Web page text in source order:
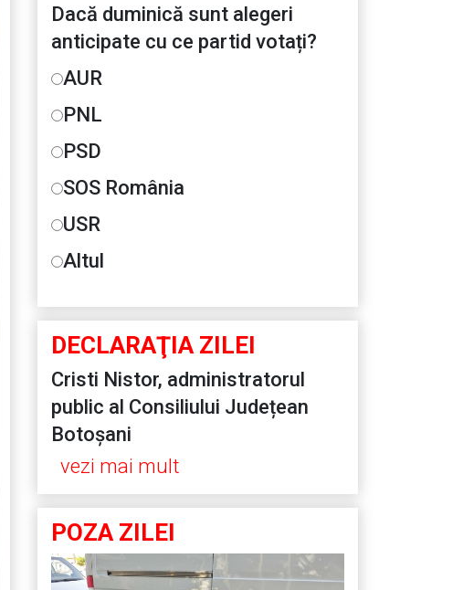
Dacă duminică sunt alegeri
anticipate cu ce partid votați?
AUR
PNL
PSD
SOS România
USR
Altul
DECLARAŢIA ZILEI
Cristi Nistor, administratorul
public al Consiliului Județean
Botoșani
vezi mai mult
POZA ZILEI